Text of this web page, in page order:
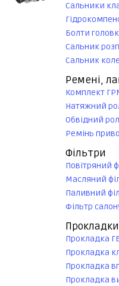
Сальники
Болти
Сальник
Сальник
Ремені,
Комплект
Натяжний
Обвідний
Ремінь
Фільтри
Повітряний
Масляний
Паливний
Фільтр
Прокладки
Прокладка
Прокладка
Прокладка
Прокладка